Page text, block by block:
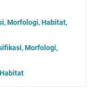
Morfologi, Habitat,
Morfologi,